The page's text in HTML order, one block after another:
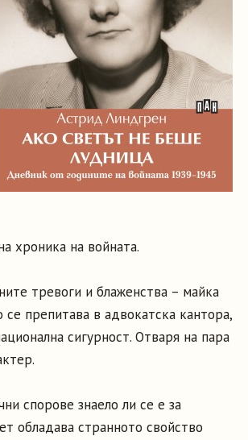
хроника на войната.
тревоги и блаженства – майка
препитава в адвокатска кантора,
сигурност. Отваря на пара
спорове знаело ли се е за
обладава странното свойство